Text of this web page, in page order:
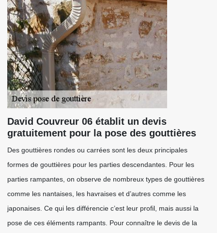
David Couvreur 06 établit un devis
gratuitement pour la pose des gouttières
Des gouttières rondes ou carrées sont les deux principales
formes de gouttières pour les parties descendantes. Pour les
parties rampantes, on observe de nombreux types de gouttières
comme les nantaises, les havraises et d’autres comme les
japonaises. Ce qui les différencie c’est leur profil, mais aussi la
pose de ces éléments rampants. Pour connaître le devis de la